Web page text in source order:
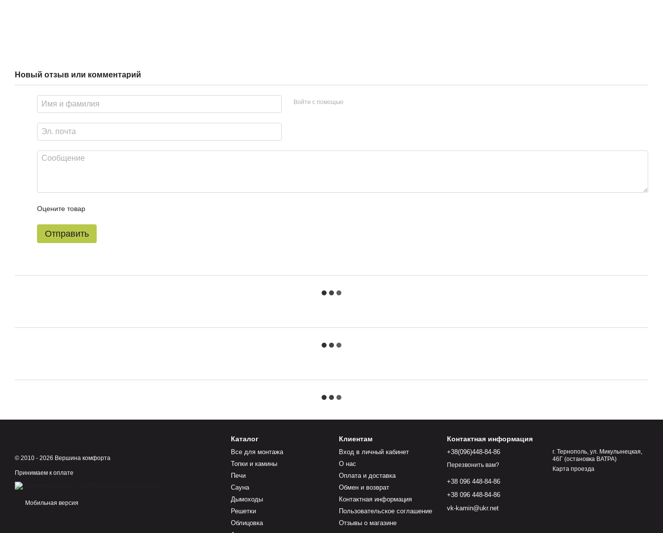
Новый отзыв или комментарий
Войти с помощью
Оцените товар
Отправить
© 2010 - 2026 Вершина комфорта
Принимаем к оплате
Мобильная версия
Каталог
Все для монтажа
Топки и камины
Печи
Сауна
Дымоходы
Решетки
Облицовка
Клиентам
Вход в личный кабинет
О нас
Оплата и доставка
Обмен и возврат
Контактная информация
Пользовательское соглашение
Отзывы о магазине
Контактная информация
+38(096)448-84-86
Перезвонить вам?
+38 096 448-84-86
+38 096 448-84-86
vk-kamin@ukr.net
г. Тернополь, ул. Микулынецкая,
46Г (остановка ВАТРА)
Карта проезда